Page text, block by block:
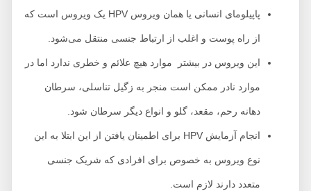
پاپیلومای انسانی یا همان ویروس HPV یک ویروس است که
از راه پوست و اغلب از ارتباط جنسی منتقل می‌شود.
این ویروس در بیشتر موارد هیچ علائم و خطری ندارد اما در
موارد نادر ممکن است منجر به زگیل تناسلی، سرطان
دهانه رحم، مقعد، گلو و انواع دیگر سرطان شود.
انجام آزمایش HPV برای اطمینان یافتن از این ابتلا به این
نوع ویروس به خصوص برای افرادی که شریک جنسی
متعدد دارند لازم است.